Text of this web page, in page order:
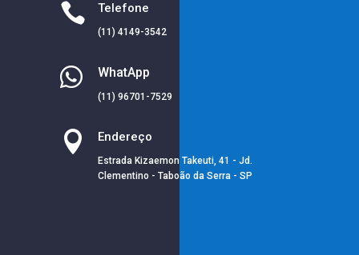
 Telefone
(11) 4149-3542
 WhatApp
(11) 96701-7529
 Endereço
Estrada Kizaemon Takeuti, 41 - Jd.
Clementino - Taboão da Serra - SP